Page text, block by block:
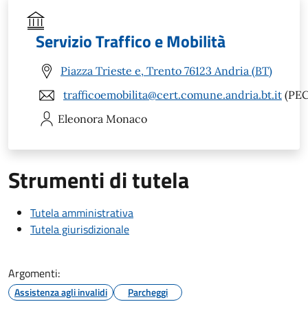
Servizio Traffico e Mobilità
Piazza Trieste e, Trento 76123 Andria (BT)
trafficoemobilita@cert.comune.andria.bt.it
Eleonora Monaco
Strumenti di tutela
Tutela amministrativa
Tutela giurisdizionale
Argomenti:
Assistenza agli invalidi Parcheggi